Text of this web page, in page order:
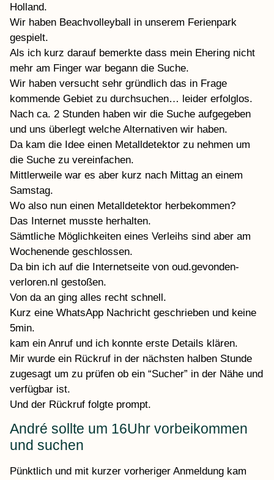
Holland.
Wir haben Beachvolleyball in unserem Ferienpark
gespielt.
Als ich kurz darauf bemerkte dass mein Ehering nicht
mehr am Finger war begann die Suche.
Wir haben versucht sehr gründlich das in Frage
kommende Gebiet zu durchsuchen… leider erfolglos.
Nach ca. 2 Stunden haben wir die Suche aufgegeben
und uns überlegt welche Alternativen wir haben.
Da kam die Idee einen Metalldetektor zu nehmen um
die Suche zu vereinfachen.
Mittlerweile war es aber kurz nach Mittag an einem
Samstag.
Wo also nun einen Metalldetektor herbekommen?
Das Internet musste herhalten.
Sämtliche Möglichkeiten eines Verleihs sind aber am
Wochenende geschlossen.
Da bin ich auf die Internetseite von oud.gevonden-
verloren.nl gestoßen.
Von da an ging alles recht schnell.
Kurz eine WhatsApp Nachricht geschrieben und keine
5min.
kam ein Anruf und ich konnte erste Details klären.
Mir wurde ein Rückruf in der nächsten halben Stunde
zugesagt um zu prüfen ob ein “Sucher” in der Nähe und
verfügbar ist.
Und der Rückruf folgte prompt.
André sollte um 16Uhr vorbeikommen
und suchen
Pünktlich und mit kurzer vorheriger Anmeldung kam